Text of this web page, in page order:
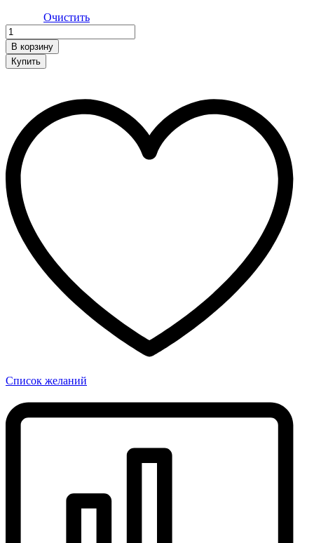
Очистить
Кроссовки
quantity
В корзину
Купить
Список желаний